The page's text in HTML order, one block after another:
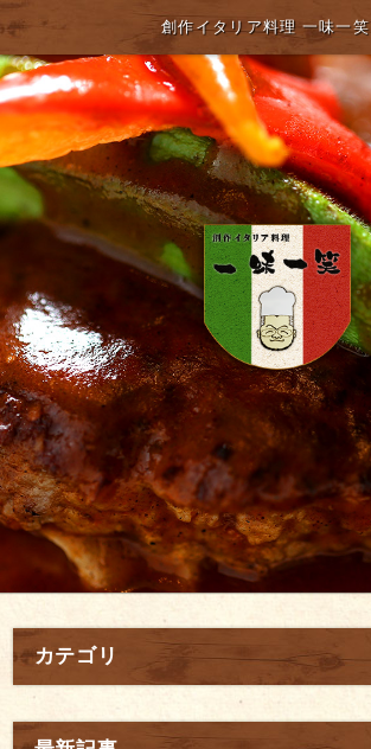
創作イタリア料理 一味一笑
カテゴリ